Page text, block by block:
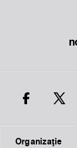
Organizaţie